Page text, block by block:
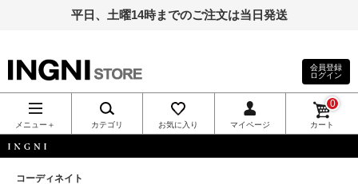
平日、土曜14時までのご注文は当日発送
INGNI（イン
グ）公式通
販｜INGNI
会員登録
ログイン
メニュー＋ カテゴリ お気に入り マイページ カート
0
コーディネイト